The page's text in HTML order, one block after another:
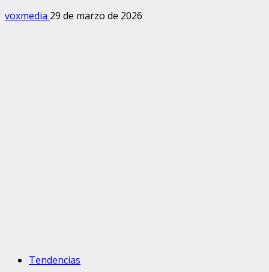
voxmedia 29 de marzo de 2026
Tendencias